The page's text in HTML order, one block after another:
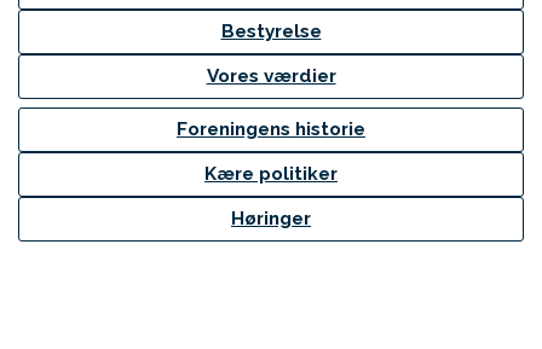
Bestyrelse
Vores værdier
Foreningens historie
Kære politiker
Høringer